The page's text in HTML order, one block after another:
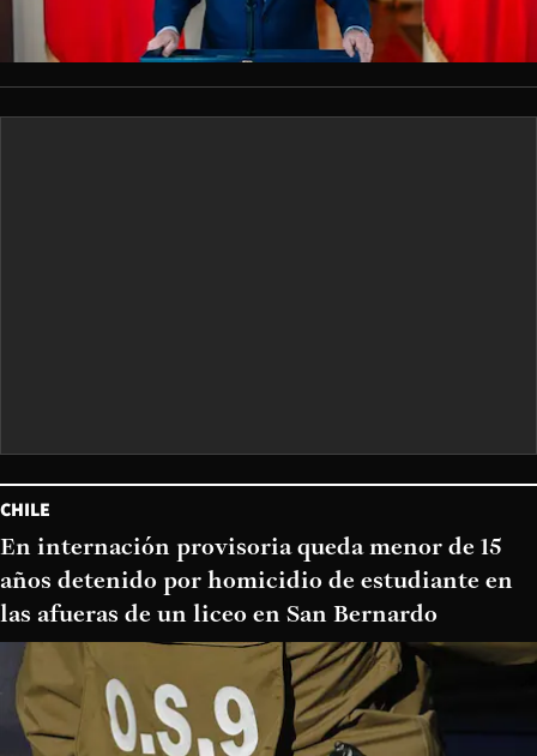
CHILE
En internación provisoria queda menor de 15
años detenido por homicidio de estudiante en
las afueras de un liceo en San Bernardo